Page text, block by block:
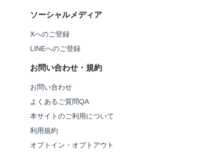
ソーシャルメディア
Xへのご登録
LINEへのご登録
お問い合わせ・規約
お問い合わせ
よくあるご質問QA
本サイトのご利用について
利用規約
オプトイン・オプトアウト